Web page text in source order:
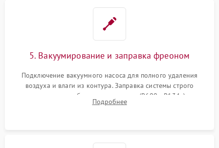
5. Вакуумирование и заправка фреоном
Подключение вакуумного насоса для полного удаления
воздуха и влаги из контура. Заправка системы строго
дозированным объемом хладагента (R600a, R134a) по
электронным весам. Контроль рабочего давления в системе.
Подробнее